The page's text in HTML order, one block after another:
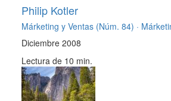
Philip Kotler
Márketing y Ventas (Núm. 84) ·
Diciembre 2008
Lectura de 10 min.